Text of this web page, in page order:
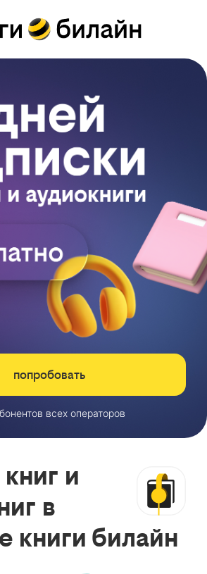
попробовать
всех операторов
и
в
книги билайн